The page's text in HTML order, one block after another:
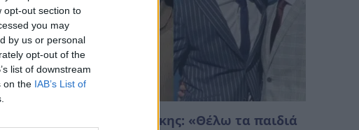
opt-out section to
you may
by us or personal
opt-out of the
list of downstream
on the IAB’s List of
Στέφανος Κασσελάκης: «Θέλω τα παιδιά